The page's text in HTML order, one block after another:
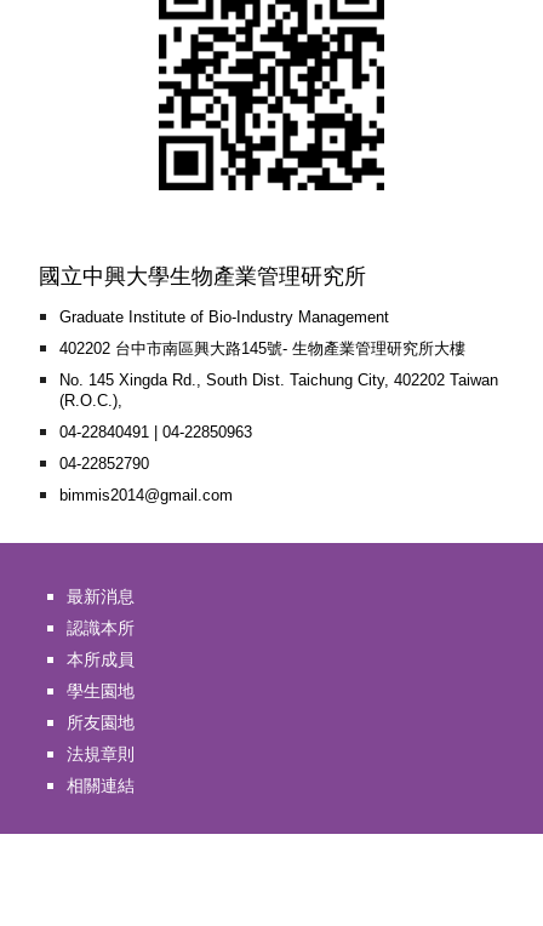
國立中興大學生物產業管理研究所
Graduate Institute of Bio-Industry Management
402202 台中市南區興大路145號- 生物產業管理研究所大樓
No. 145 Xingda Rd., South Dist. Taichung City, 402202 Taiwan
(R.O.C.),
04-22840491 | 04-22850963
04-22852790
bimmis2014@gmail.com
最新消息
認識本所
本所成員
學生園地
所友園地
法規章則
相關連結